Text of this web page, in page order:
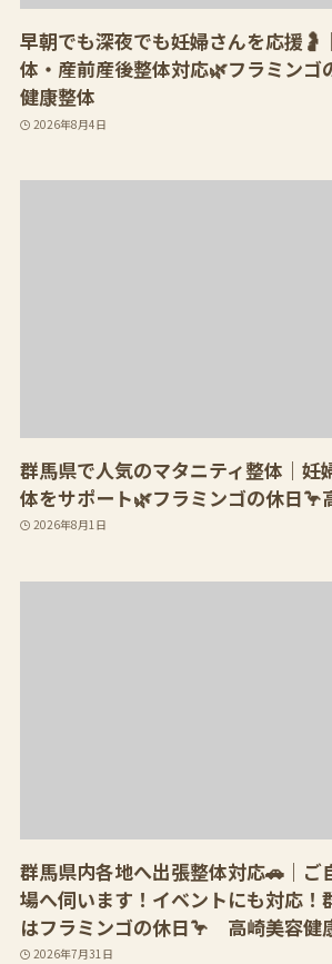
早朝でも深夜でも妊婦さんを応援🤰
体・産前産後整体対応🌿フラミンゴ
健康整体
2026年8月4日
群馬県で人気のマタニティ整体｜妊
体をサポート🌿フラミンゴの休日🦩
2026年8月1日
群馬県内各地へ出張整体対応🚗｜ご
場へ伺います！イベントにも対応！
はフラミンゴの休日🦩 高崎美容健
2026年7月31日